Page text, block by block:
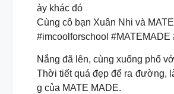
ày khác đó
Cùng cô bạn Xuân Nhi và
#imcoolforschool #MATEMADE
Nắng đã lên, cùng xuống phố
Thời tiết quá đẹp để ra đường,
g của MATE MADE.